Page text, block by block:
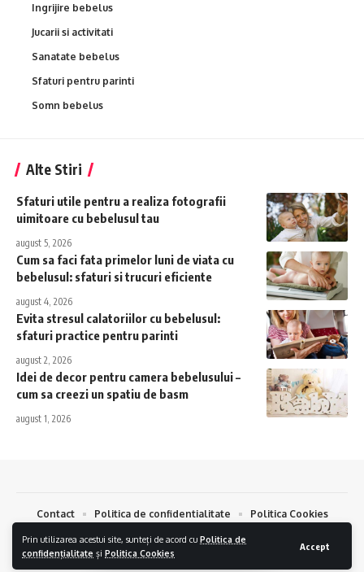
Prin utilizarea acestui site, sunteți de acord cu Politica de
confidențialitate și Politica Cookies
Accept
Ingrijire bebelus
Jucarii si activitati
Sanatate bebelus
Sfaturi pentru parinti
Somn bebelus
Alte Stiri
Sfaturi utile pentru a realiza fotografii
uimitoare cu bebelusul tau
august 5, 2026
Cum sa faci fata primelor luni de viata cu
bebelusul: sfaturi si trucuri eficiente
august 4, 2026
Evita stresul calatoriilor cu bebelusul:
sfaturi practice pentru parinti
august 2, 2026
Idei de decor pentru camera bebelusului –
cum sa creezi un spatiu de basm
august 1, 2026
Bebelus.eu © 2024. Toate drepturile Rezervate.Creare Magazin Online
Optimizare SEO
Contact Politica de confidentialitate Politica Cookies